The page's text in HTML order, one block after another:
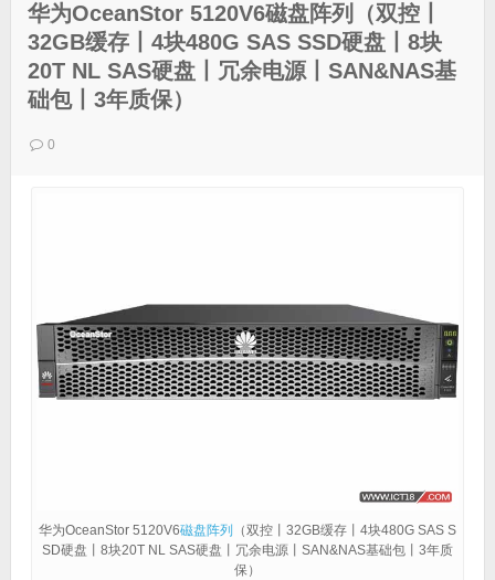
华为OceanStor 5120V6磁盘阵列（双控丨
32GB缓存丨4块480G SAS SSD硬盘丨8块
20T NL SAS硬盘丨冗余电源丨SAN&NAS基
础包丨3年质保）
0
华为OceanStor 5120V6磁盘阵列
（双控丨32GB缓存丨4块480G SAS S
SD硬盘丨8块20T NL SAS硬盘丨冗余电源丨SAN&NAS基础包丨3年质
保）